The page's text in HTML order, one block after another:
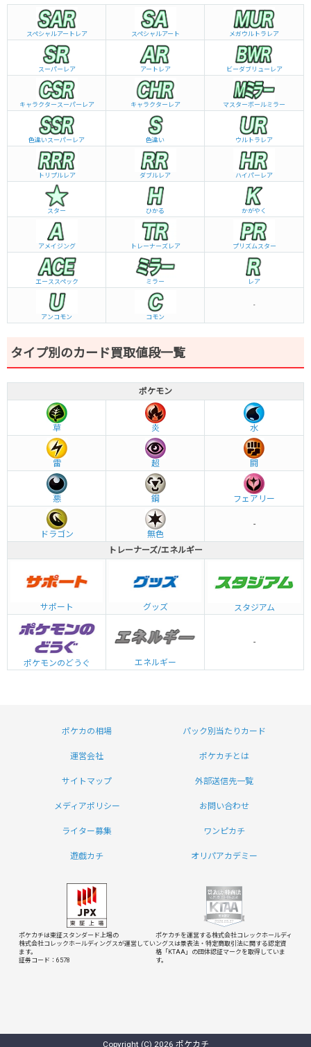
スペシャルアートレア スペシャルアート メガウルトラレア
スーパーレア アートレア ビーダブリュー レア
キャラクタースーパーレア キャラクターレア マスターボールミラー
色違いスーパーレア 色違い ウルトラレア
トリプルレア ダブルレア ハイパーレア
スター ひかる かがやく
アメイジング トレーナーズレア プリズムスター
エーススペック ミラー レア
アンコモン コモン
-
タイプ別のカード買取値段一覧
ポケモン
草 炎 水
雷 超 闘
悪 鋼 フェアリー
ドラゴン 無色
-
トレーナーズ/エネルギー
サポート グッズ スタジアム
ポケモンのどうぐ エネルギー
-
ポケカの相場 パック別当たりカード
運営会社 ポケカチとは
サイトマップ 外部送信先一覧
メディアポリシー お問い合わせ
ライター募集 ワンピカチ
遊戯カチ オリパアカデミー
ポケカチは東証スタンダード上場の
株式会社コレックホールディングスが運営してい
ます。
証券コード：6578
ポケカチを運営する株式会社コレックホールディ
ングスは景表法・特定商取引法に関する認定資
格「KTAA」の団体認証マークを取得していま
す。
Copyright (C) 2026 ポケカチ